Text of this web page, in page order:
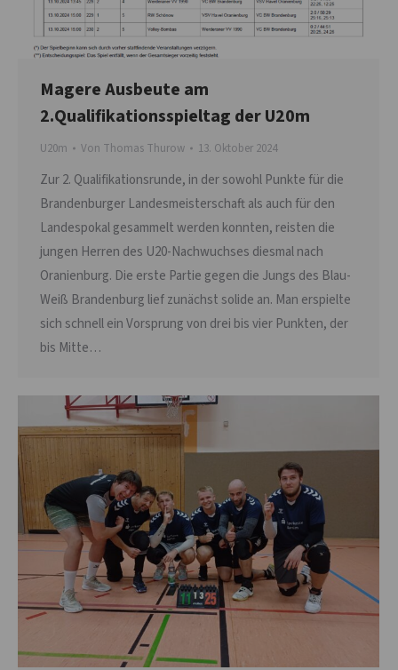
Magere Ausbeute am
2.Qualifikationsspieltag der U20m
U20m Von Thomas Thurow 13. Oktober 2024
Zur 2. Qualifikationsrunde, in der sowohl Punkte für die
Brandenburger Landesmeisterschaft als auch für den
Landespokal gesammelt werden konnten, reisten die
jungen Herren des U20-Nachwuchses diesmal nach
Oranienburg. Die erste Partie gegen die Jungs des Blau-
Weiß Brandenburg lief zunächst solide an. Man erspielte
sich schnell ein Vorsprung von drei bis vier Punkten, der
bis Mitte…